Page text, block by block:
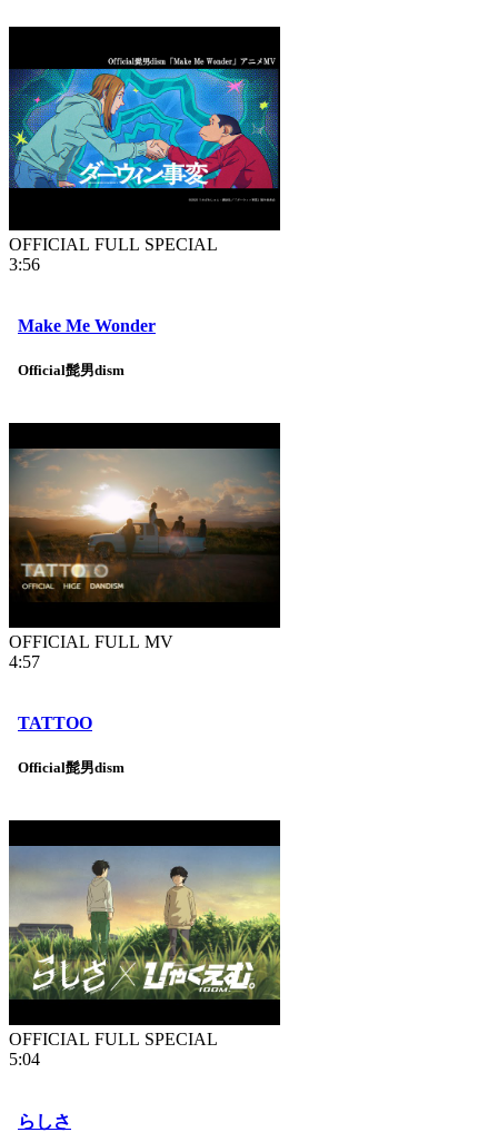
OFFICIAL FULL SPECIAL
3:56
Make Me Wonder
Official髭男dism
OFFICIAL FULL MV
4:57
TATTOO
Official髭男dism
OFFICIAL FULL SPECIAL
5:04
らしさ